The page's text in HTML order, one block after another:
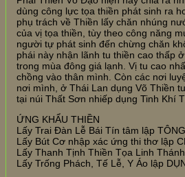
dùng công lực tọa thiền phát sinh ra
phụ trách về Thiền lấy chăn nhúng
của vị tọa thiền, tùy theo công năng
người tự phát sinh đến chừng chăn
phái này nhận lãnh tu thiền cao thấp
trong mùa đông giá lạnh. Vị tu cao
chồng vào thân mình. Còn các nơi
nơi mình, ở Thái Lan dụng Võ Thiền
tại núi Thất Sơn nhiếp dụng Tinh Khí
ỨNG KHẨU THIỀN
Lấy Trai Đàn Lễ Bái Tín tâm lập TÔNG
Lấy Bút Cơ nhập xác ứng thi thơ lập
Lấy Thanh Tịnh Thiền Tọa Linh
Lấy Trống Phách, Tế Lễ, Y Áo lập